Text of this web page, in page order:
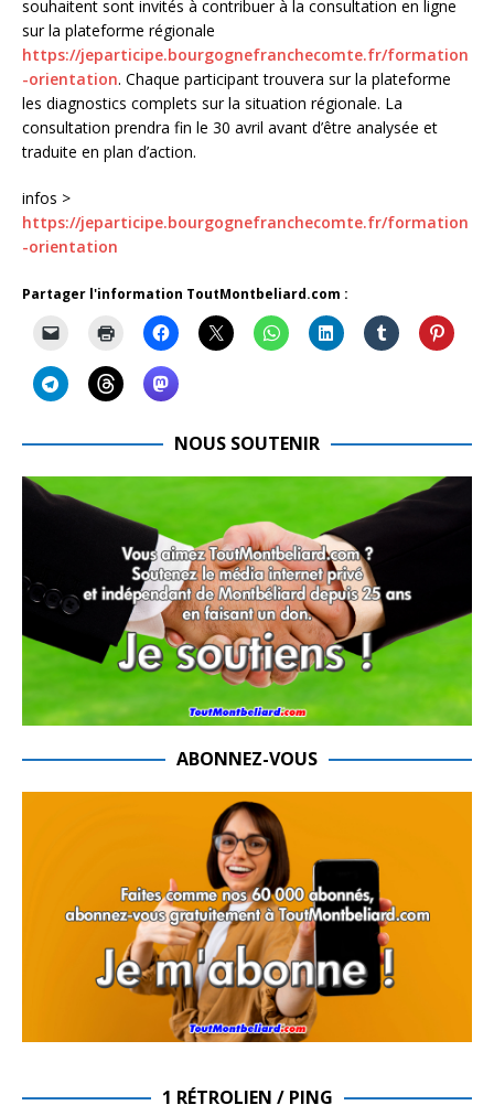
souhaitent sont invités à contribuer à la consultation en ligne
sur la plateforme régionale
https://jeparticipe.bourgognefranchecomte.fr/formation
-orientation. Chaque participant trouvera sur la plateforme
les diagnostics complets sur la situation régionale. La
consultation prendra fin le 30 avril avant d’être analysée et
traduite en plan d’action.
infos >
https://jeparticipe.bourgognefranchecomte.fr/formation
-orientation
Partager l'information ToutMontbeliard.com :
NOUS SOUTENIR
ABONNEZ-VOUS
1 RÉTROLIEN / PING